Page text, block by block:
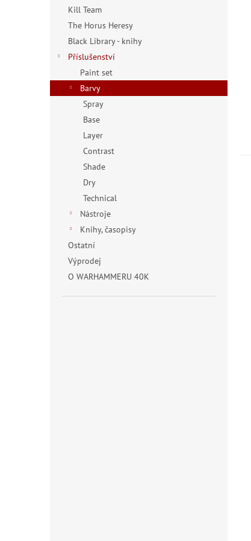
Kill Team
The Horus Heresy
Black Library - knihy
Příslušenství
Paint set
Barvy
Spray
Base
Layer
Contrast
Shade
Dry
Technical
Nástroje
Knihy, časopisy
Ostatní
Výprodej
O WARHAMMERU 40K